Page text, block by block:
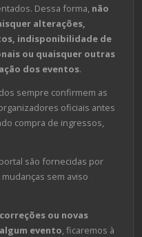
Dessa forma, não
alterações,
indisponibilidade de
ou quaisquer outras
dos eventos.
sempre confirmem as
oficiais antes
compra de ingressos,
são fornecidas por
sem aviso
ou novas
evento, ficaremos à